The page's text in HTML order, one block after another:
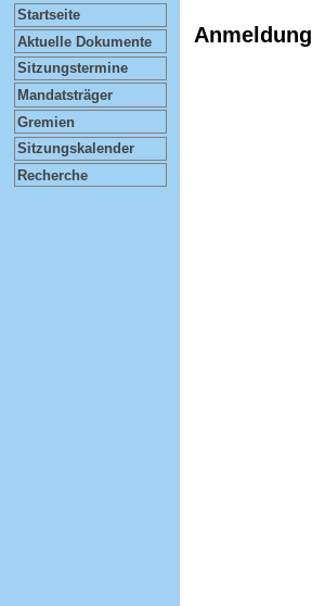
Startseite
Aktuelle Dokumente
Sitzungstermine
Mandatsträger
Gremien
Sitzungskalender
Recherche
Anmeldung